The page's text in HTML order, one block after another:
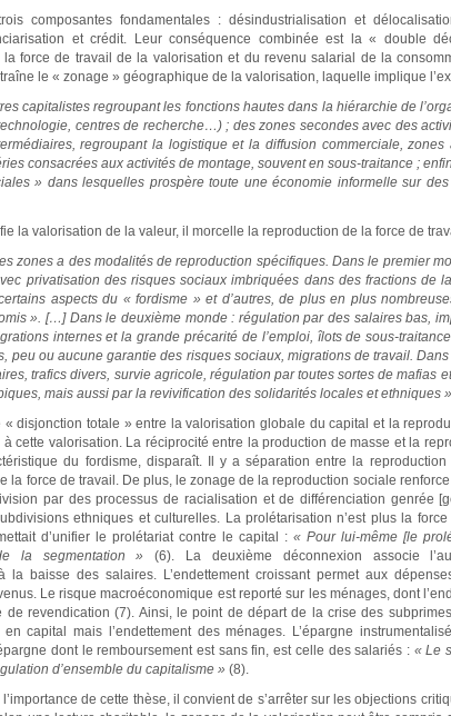
composantes fondamentales : désindustrialisation et
et crédit. Leur conséquence combinée est la « double
force de travail de la valorisation et du revenu salarial de la
le « zonage » géographique de la valorisation, laquelle implique
capitalistes regroupant les fonctions hautes dans la hiérarchie de
centres de recherche…) ; des zones secondes avec des
regroupant la logistique et la diffusion commerciale,
consacrées aux activités de montage, souvent en sous-traitance ;
» dans lesquelles prospère toute une économie informelle sur
la valorisation de la valeur, il morcelle la reproduction de la force de
zones a des modalités de reproduction spécifiques. Dans le premier
privatisation des risques sociaux imbriquées dans des fractions de
aspects du « fordisme » et d’autres, de plus en plus
». […] Dans le deuxième monde : régulation par des salaires bas,
internes et la grande précarité de l’emploi, îlots de sous-
peu ou aucune garantie des risques sociaux, migrations de travail.
trafics divers, survie agricole, régulation par toutes sortes de mafias
mais aussi par la revivification des solidarités locales et ethniques »
« disjonction totale » entre la valorisation globale du capital et la
cette valorisation. La réciprocité entre la production de masse et la
du fordisme, disparaît. Il y a séparation entre la
la force de travail. De plus, le zonage de la reproduction sociale
par des processus de racialisation et de différenciation genrée
ethniques et culturelles. La prolétarisation n’est plus la force
d’unifier le prolétariat contre le capital : « Pour lui-même [le
la segmentation » (6). La deuxième déconnexion associe
la baisse des salaires. L’endettement croissant permet aux
Le risque macroéconomique est reporté sur les ménages, dont
de revendication (7). Ainsi, le point de départ de la crise des
en capital mais l’endettement des ménages. L’épargne
dont le remboursement est sans fin, est celle des salariés : « Le
d’ensemble du capitalisme » (8).
de cette thèse, il convient de s’arrêter sur les objections